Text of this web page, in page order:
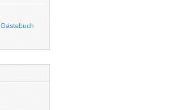
Gästebuch